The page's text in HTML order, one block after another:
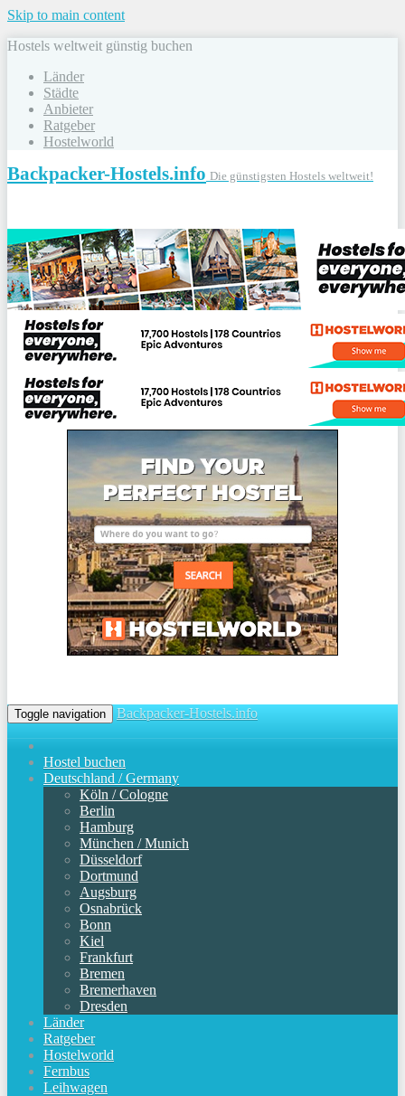
Skip to main content
Hostels weltweit günstig buchen
Länder
Städte
Anbieter
Ratgeber
Hostelworld
Backpacker-Hostels.info Die günstigsten Hostels weltweit!
Toggle navigation Backpacker-Hostels.info
Hostel buchen
Deutschland / Germany
Köln / Cologne
Berlin
Hamburg
München / Munich
Düsseldorf
Dortmund
Augsburg
Osnabrück
Bonn
Kiel
Frankfurt
Bremen
Bremerhaven
Dresden
Länder
Ratgeber
Hostelworld
Fernbus
Leihwagen